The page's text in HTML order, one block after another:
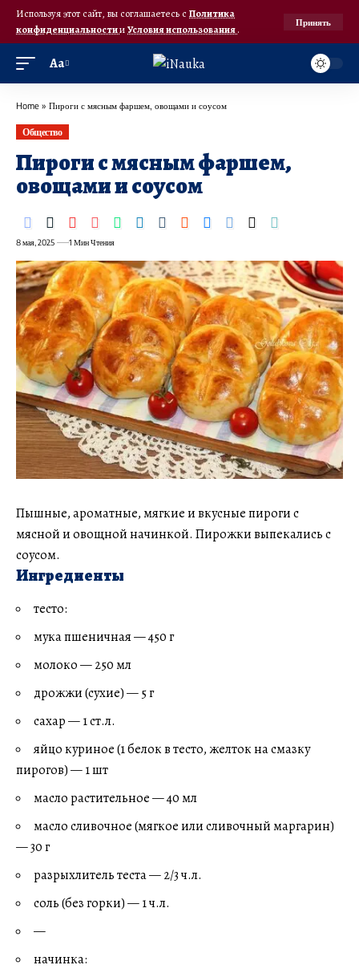
Используя этот сайт, вы соглашаетесь с Политика
конфиденциальностииУсловия использования.
Принять
Аа
Home » Пироги с мясным фаршем, овощами и соусом
Общество
Пироги с мясным фаршем,
овощами и соусом
8 мая, 2025 1 Мин Чтения
Пышные, ароматные, мягкие и вкусные пироги с
мясной и овощной начинкой. Пирожки выпекались с
соусом.
Ингредиенты
тесто:
мука пшеничная — 450 г
молоко — 250 мл
дрожжи (сухие) — 5 г
сахар — 1 ст.л.
яйцо куриное (1 белок в тесто, желток на смазку
пирогов) — 1 шт
масло растительное — 40 мл
масло сливочное (мягкое или сливочный маргарин)
— 30 г
разрыхлитель теста — 2/3 ч.л.
соль (без горки) — 1 ч.л.
—
начинка: